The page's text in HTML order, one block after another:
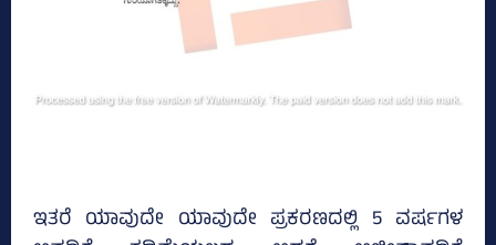
ಇತರೆ ಯಾವುದೇ ಯಾವುದೇ ಪ್ರಕರಣದಲ್ಲಿ 5 ವರ್ಷಗಳ